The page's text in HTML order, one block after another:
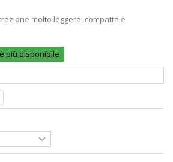
molto leggera, compatta e
più disponibile